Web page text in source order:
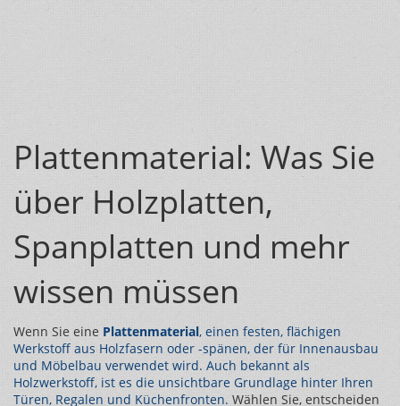
Plattenmaterial: Was Sie
über Holzplatten,
Spanplatten und mehr
wissen müssen
Wenn Sie eine Plattenmaterial, einen festen, flächigen
Werkstoff aus Holzfasern oder -spänen, der für Innenausbau
und Möbelbau verwendet wird. Auch bekannt als
Holzwerkstoff, ist es die unsichtbare Grundlage hinter Ihren
Türen, Regalen und Küchenfronten. Wählen Sie, entscheiden